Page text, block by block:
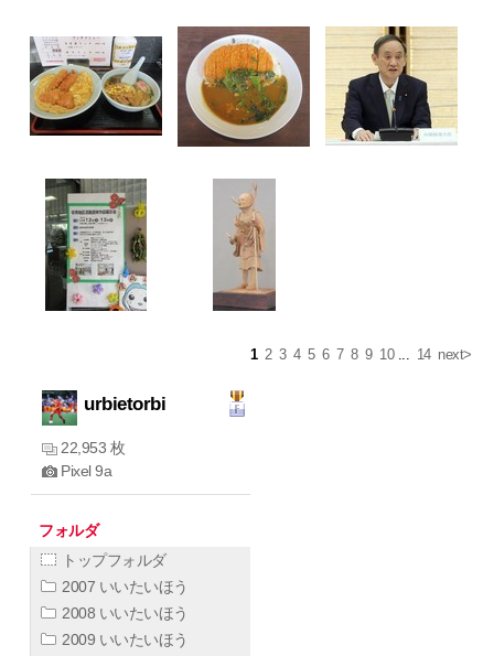
1 2 3 4 5 6 7 8 9 10... 14 next>
urbietorbi
22,953 枚
Pixel 9a
フォルダ
トップフォルダ
2007 いいたいほう
2008 いいたいほう
2009 いいたいほう